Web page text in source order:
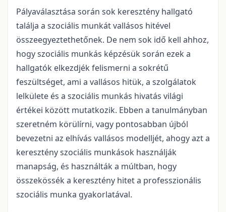
Pályaválasztása során sok keresztény hallgató
találja a szociális munkát vallásos hitével
összeegyeztethetőnek. De nem sok idő kell ahhoz,
hogy szociális munkás képzésük során ezek a
hallgatók elkezdjék felismerni a sokrétű
feszültséget, ami a vallásos hitük, a szolgálatok
lelkülete és a szociális munkás hivatás világi
értékei között mutatkozik. Ebben a tanulmányban
szeretném körülírni, vagy pontosabban újból
bevezetni az elhívás vallásos modelljét, ahogy azt a
keresztény szociális munkások használják
manapság, és használták a múltban, hogy
összekössék a keresztény hitet a professzionális
szociális munka gyakorlatával.